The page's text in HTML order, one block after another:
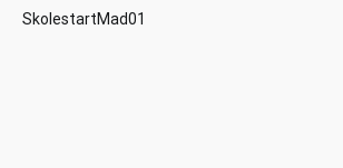
SkolestartMad01